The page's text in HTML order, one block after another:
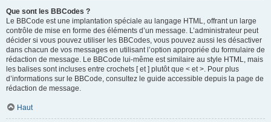
Que sont les BBCodes ?
Le BBCode est une implantation spéciale au langage HTML, offrant un large
contrôle de mise en forme des éléments d’un message. L’administrateur peut
décider si vous pouvez utiliser les BBCodes, vous pouvez aussi les désactiver
dans chacun de vos messages en utilisant l’option appropriée du formulaire de
rédaction de message. Le BBCode lui-même est similaire au style HTML, mais
les balises sont incluses entre crochets [ et ] plutôt que < et >. Pour plus
d’informations sur le BBCode, consultez le guide accessible depuis la page de
rédaction de message.
Haut